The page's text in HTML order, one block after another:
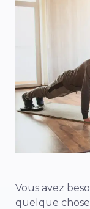
Vous avez
quelque